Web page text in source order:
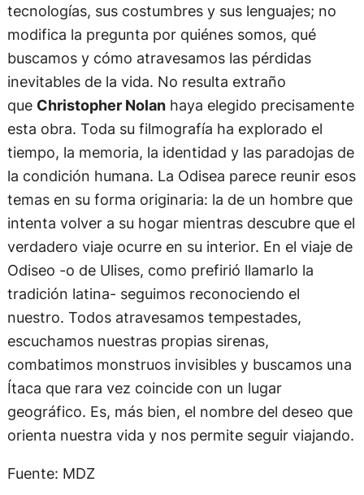
tecnologías, sus costumbres y sus lenguajes; no
modifica la pregunta por quiénes somos, qué
buscamos y cómo atravesamos las pérdidas
inevitables de la vida. No resulta extraño
que Christopher Nolanhaya elegido precisamente
esta obra. Toda su filmografía ha explorado el
tiempo, la memoria, la identidad y las paradojas de
la condición humana. La Odisea parece reunir esos
temas en su forma originaria: la de un hombre que
intenta volver a su hogar mientras descubre que el
verdadero viaje ocurre en su interior. En el viaje de
Odiseo -o de Ulises, como prefirió llamarlo la
tradición latina- seguimos reconociendo el
nuestro. Todos atravesamos tempestades,
escuchamos nuestras propias sirenas,
combatimos monstruos invisibles y buscamos una
Ítaca que rara vez coincide con un lugar
geográfico. Es, más bien, el nombre del deseo que
orienta nuestra vida y nos permite seguir viajando.
Fuente: MDZ